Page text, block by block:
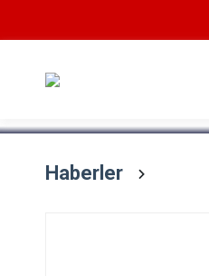
Haberler